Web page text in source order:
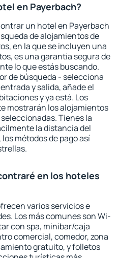
en Payerbach?
un hotel en Payerbach
de alojamientos de
en la que se incluyen una
es una garantía segura de
lo que estás buscando.
de búsqueda - selecciona
y salida, añade el
y ya está. Los
mostrarán los alojamientos
Tienes la
la distancia del
métodos de pago así
en los hoteles
varios servicios e
Los más comunes son Wi-
con spa, minibar/caja
comercial, comedor, zona
gratuito, y folletos